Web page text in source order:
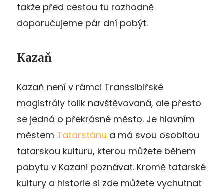
takže před cestou tu rozhodně
doporučujeme pár dní pobýt.
Kazaň
Kazaň není v rámci Transsibiřské
magistrály tolik navštěvovaná, ale přesto
se jedná o překrásné město. Je hlavním
městem Tatarstánu a má svou osobitou
tatarskou kulturu, kterou můžete během
pobytu v Kazani poznávat. Kromě tatarské
kultury a historie si zde můžete vychutnat